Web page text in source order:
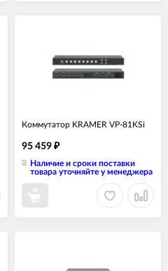
Коммутатор KRAMER VP-81KSi
95 459 ₽
Наличие и сроки поставки
товара уточняйте у менеджера